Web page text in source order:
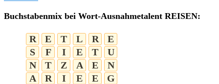
Buchstabenmix bei Wort-Ausnahmetalent REISEN:
R E T L R
E
S
F I E T
U
N
T Z A E
N
A
R I E E
G